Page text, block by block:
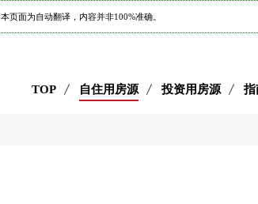
本页面为自动翻译，内容并非100%准确。
TOP 自住用房源 投资用房源 指